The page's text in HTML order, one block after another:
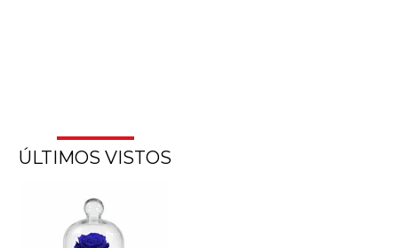
ÚLTIMOS VISTOS